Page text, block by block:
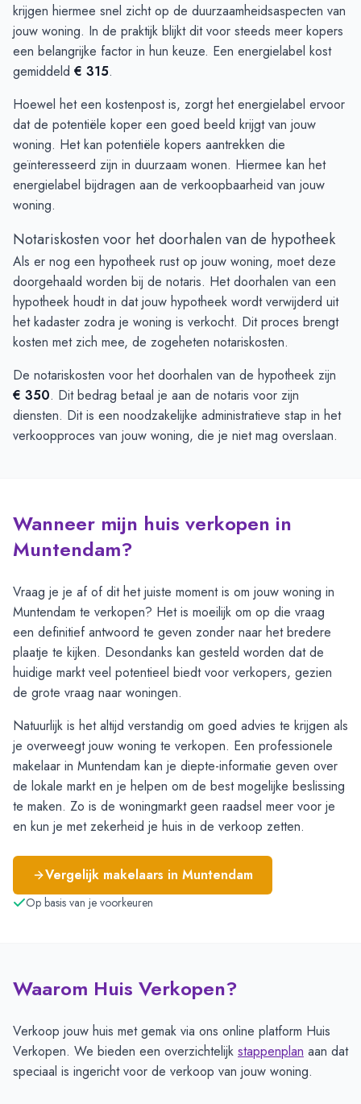
krijgen hiermee snel zicht op de duurzaamheidsaspecten van
jouw woning. In de praktijk blijkt dit voor steeds meer kopers
een belangrijke factor in hun keuze. Een energielabel kost
gemiddeld € 315.
Hoewel het een kostenpost is, zorgt het energielabel ervoor
dat de potentiële koper een goed beeld krijgt van jouw
woning. Het kan potentiële kopers aantrekken die
geïnteresseerd zijn in duurzaam wonen. Hiermee kan het
energielabel bijdragen aan de verkoopbaarheid van jouw
woning.
Notariskosten voor het doorhalen van de hypotheek
Als er nog een hypotheek rust op jouw woning, moet deze
doorgehaald worden bij de notaris. Het doorhalen van een
hypotheek houdt in dat jouw hypotheek wordt verwijderd uit
het kadaster zodra je woning is verkocht. Dit proces brengt
kosten met zich mee, de zogeheten notariskosten.
De notariskosten voor het doorhalen van de hypotheek zijn
€ 350. Dit bedrag betaal je aan de notaris voor zijn
diensten. Dit is een noodzakelijke administratieve stap in het
verkoopproces van jouw woning, die je niet mag overslaan.
Wanneer mijn huis verkopen in
Muntendam?
Vraag je je af of dit het juiste moment is om jouw woning in
Muntendam te verkopen? Het is moeilijk om op die vraag
een definitief antwoord te geven zonder naar het bredere
plaatje te kijken. Desondanks kan gesteld worden dat de
huidige markt veel potentieel biedt voor verkopers, gezien
de grote vraag naar woningen.
Natuurlijk is het altijd verstandig om goed advies te krijgen als
je overweegt jouw woning te verkopen. Een professionele
makelaar in Muntendam kan je diepte-informatie geven over
de lokale markt en je helpen om de best mogelijke beslissing
te maken. Zo is de woningmarkt geen raadsel meer voor je
en kun je met zekerheid je huis in de verkoop zetten.
Vergelijk makelaars in Muntendam
Op basis van je voorkeuren
Waarom Huis Verkopen?
Verkoop jouw huis met gemak via ons online platform Huis
Verkopen. We bieden een overzichtelijk stappenplan aan dat
speciaal is ingericht voor de verkoop van jouw woning.